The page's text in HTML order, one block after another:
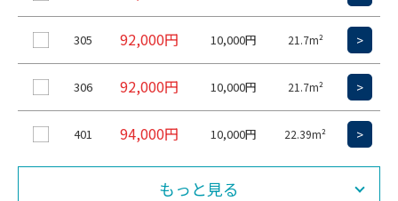
305 92,000円 10,000円 21.7m² >
306 92,000円 10,000円 21.7m² >
401 94,000円 10,000円 22.39m² >
もっと見る